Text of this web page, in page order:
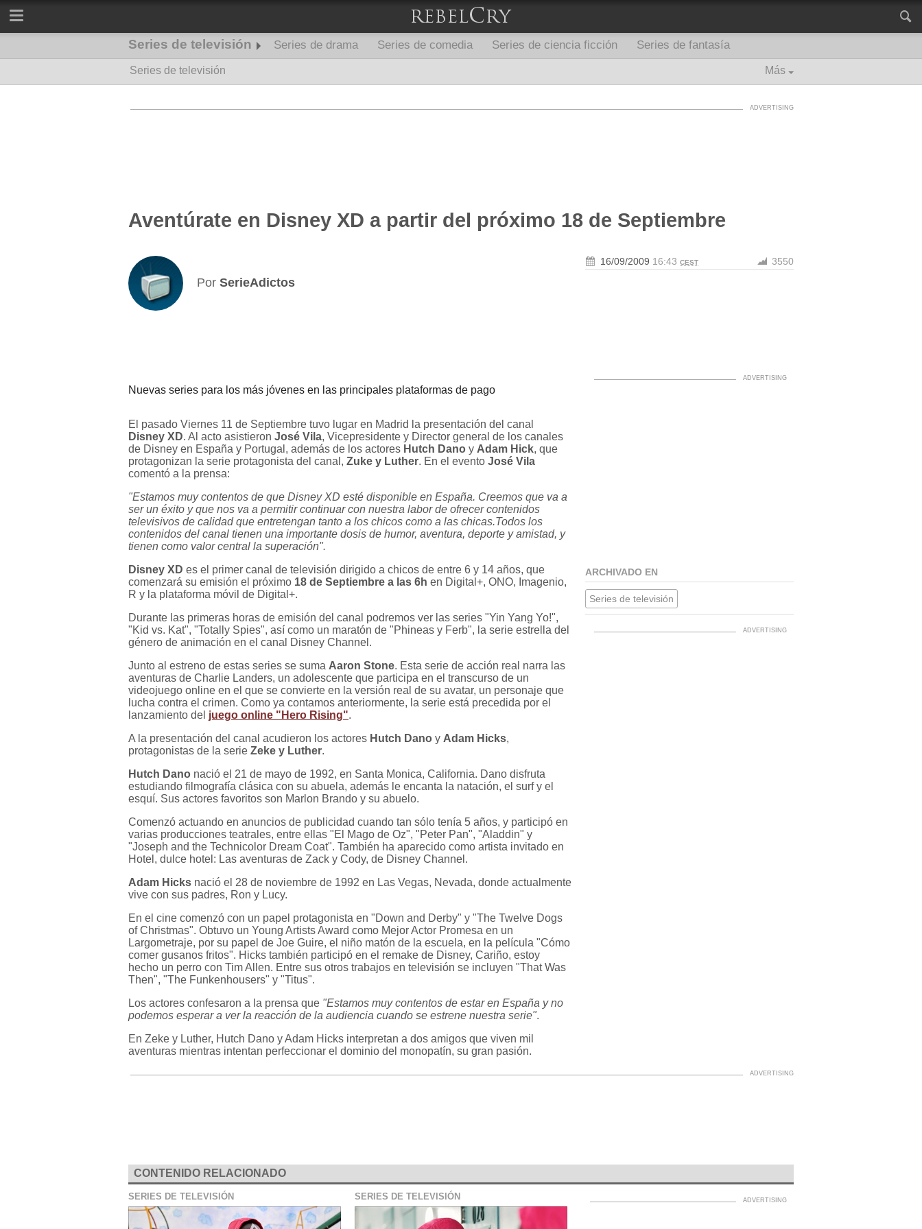
Series de televisión Series de drama Series de comedia Series de ciencia ficción
Series de fantasía
Series de misterio
Series de televisión Más
Aventúrate en Disney XD a partir del próximo 18 de Septiembre
Por SerieAdictos
16/09/2009 16:43 CEST 3550
Nuevas series para los más jóvenes en las principales plataformas de pago
El pasado Viernes 11 de Septiembre tuvo lugar en Madrid la presentación del canal
Disney XD. Al acto asistieron José Vila, Vicepresidente y Director general de los canales
de Disney en España y Portugal, además de los actores Hutch Dano y Adam Hick, que
protagonizan la serie protagonista del canal, Zuke y Luther. En el evento José Vila
comentó a la prensa:
"Estamos muy contentos de que Disney XD esté disponible en España. Creemos que va a
ser un éxito y que nos va a permitir continuar con nuestra labor de ofrecer contenidos
televisivos de calidad que entretengan tanto a los chicos como a las chicas.Todos los
contenidos del canal tienen una importante dosis de humor, aventura, deporte y amistad, y
tienen como valor central la superación".
Disney XD es el primer canal de televisión dirigido a chicos de entre 6 y 14 años, que
comenzará su emisión el próximo 18 de Septiembre a las 6h en Digital+, ONO, Imagenio,
R y la plataforma móvil de Digital+.
Durante las primeras horas de emisión del canal podremos ver las series "Yin Yang Yo!",
"Kid vs. Kat", "Totally Spies", así como un maratón de "Phineas y Ferb", la serie estrella del
género de animación en el canal Disney Channel.
Junto al estreno de estas series se suma Aaron Stone. Esta serie de acción real narra las
aventuras de Charlie Landers, un adolescente que participa en el transcurso de un
videojuego online en el que se convierte en la versión real de su avatar, un personaje que
lucha contra el crimen. Como ya contamos anteriormente, la serie está precedida por el
lanzamiento del juego online "Hero Rising".
A la presentación del canal acudieron los actores Hutch Dano y Adam Hicks,
protagonistas de la serie Zeke y Luther.
Hutch Dano nació el 21 de mayo de 1992, en Santa Monica, California. Dano disfruta
estudiando filmografía clásica con su abuela, además le encanta la natación, el surf y el
esquí. Sus actores favoritos son Marlon Brando y su abuelo.
Comenzó actuando en anuncios de publicidad cuando tan sólo tenía 5 años, y participó en
varias producciones teatrales, entre ellas "El Mago de Oz", "Peter Pan", "Aladdin" y
"Joseph and the Technicolor Dream Coat". También ha aparecido como artista invitado en
Hotel, dulce hotel: Las aventuras de Zack y Cody, de Disney Channel.
Adam Hicks nació el 28 de noviembre de 1992 en Las Vegas, Nevada, donde actualmente
vive con sus padres, Ron y Lucy.
En el cine comenzó con un papel protagonista en "Down and Derby" y "The Twelve Dogs
of Christmas". Obtuvo un Young Artists Award como Mejor Actor Promesa en un
Largometraje, por su papel de Joe Guire, el niño matón de la escuela, en la película "Cómo
comer gusanos fritos". Hicks también participó en el remake de Disney, Cariño, estoy
hecho un perro con Tim Allen. Entre sus otros trabajos en televisión se incluyen "That Was
Then", "The Funkenhousers" y "Titus".
Los actores confesaron a la prensa que "Estamos muy contentos de estar en España y no
podemos esperar a ver la reacción de la audiencia cuando se estrene nuestra serie".
En Zeke y Luther, Hutch Dano y Adam Hicks interpretan a dos amigos que viven mil
aventuras mientras intentan perfeccionar el dominio del monopatín, su gran pasión.
ARCHIVADO EN
Series de televisión
CONTENIDO RELACIONADO
SERIES DE TELEVISIÓN SERIES DE TELEVISIÓN